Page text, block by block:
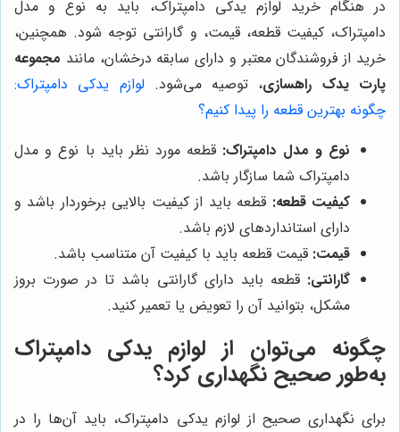
در هنگام خرید لوازم یدکی دامپتراک، باید به نوع و مدل
دامپتراک، کیفیت قطعه، قیمت، و گارانتی توجه شود. همچنین،
خرید از فروشندگان معتبر و دارای سابقه درخشان، مانند مجموعه
پارت یدک راهسازی، توصیه می‌شود.لوازم یدکی دامپتراک:
چگونه بهترین قطعه را پیدا کنیم؟
نوع و مدل دامپتراک: قطعه مورد نظر باید با نوع و مدل
دامپتراک شما سازگار باشد.
کیفیت قطعه: قطعه باید از کیفیت بالایی برخوردار باشد و
دارای استاندارد‌های لازم باشد.
قیمت: قیمت قطعه باید با کیفیت آن متناسب باشد.
گارانتی: قطعه باید دارای گارانتی باشد تا در صورت بروز
مشکل، بتوانید آن را تعویض یا تعمیر کنید.
چگونه می‌توان از لوازم یدکی دامپتراک
به‌طور صحیح نگهداری کرد؟
برای نگهداری صحیح از لوازم یدکی دامپتراک، باید آن‌ها را در